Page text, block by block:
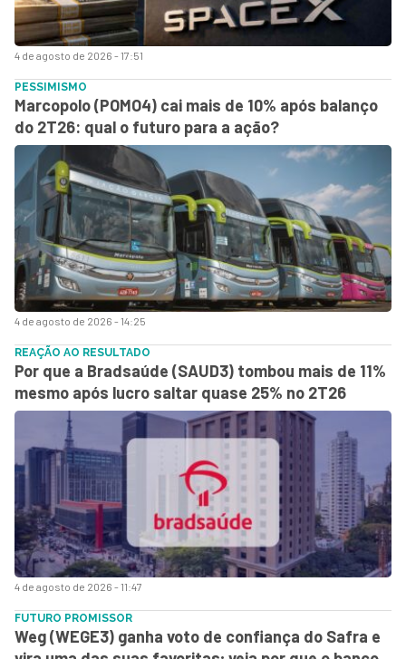
4 de agosto de 2026 - 17:51
4 de agosto de 2026 - 14:25
PESSIMISMO
Marcopolo (POMO4) cai mais de 10% após balanço
do 2T26: qual o futuro para a ação?
4 de agosto de 2026 - 11:47
REAÇÃO AO RESULTADO
Por que a Bradsaúde (SAUD3) tombou mais de 11%
mesmo após lucro saltar quase 25% no 2T26
FUTURO PROMISSOR
Weg (WEGE3) ganha voto de confiança do Safra e